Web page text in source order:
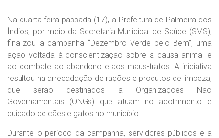
Na quarta-feira passada (17), a Prefeitura de Palmeira dos
Índios, por meio da Secretaria Municipal de Saúde (SMS),
finalizou a campanha “Dezembro Verde pelo Bem”, uma
ação voltada à conscientização sobre a causa animal e
ao combate ao abandono e aos maus-tratos. A iniciativa
resultou na arrecadação de rações e produtos de limpeza,
que serão destinados a Organizações Não
Governamentais (ONGs) que atuam no acolhimento e
cuidado de cães e gatos no município.
Durante o período da campanha, servidores públicos e a